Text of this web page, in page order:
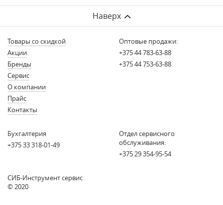
Наверх
Товары со скидкой
Акции
Бренды
Сервис
О компании
Прайс
Контакты
Оптовые продажи:
+375 44 783-63-88
+375 44 753-63-88
Бухгалтерия
+375 33 318-01-49
Отдел сервисного
обслуживания:
+375 29 354-95-54
СИБ-Инструмент сервис
© 2020